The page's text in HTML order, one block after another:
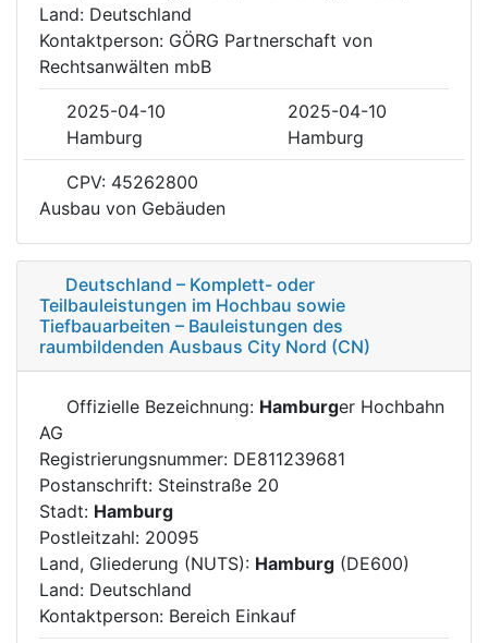
Land: Deutschland
Kontaktperson: GÖRG Partnerschaft von
Rechtsanwälten mbB
2025-04-10
2025-04-10
Hamburg
Hamburg
CPV: 45262800
Ausbau von Gebäuden
Deutschland – Komplett- oder
Teilbauleistungen im Hochbau sowie
Tiefbauarbeiten – Bauleistungen des
raumbildenden Ausbaus City Nord (CN)
Offizielle Bezeichnung: Hamburger Hochbahn
AG
Registrierungsnummer: DE811239681
Postanschrift: Steinstraße 20
Stadt: Hamburg
Postleitzahl: 20095
Land, Gliederung (NUTS): Hamburg (DE600)
Land: Deutschland
Kontaktperson: Bereich Einkauf